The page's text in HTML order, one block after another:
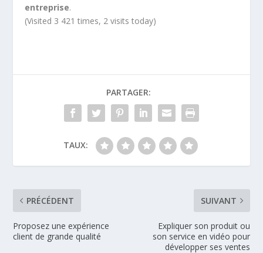
entreprise.
(Visited 3 421 times, 2 visits today)
PARTAGER:
TAUX:
PRÉCÉDENT
Proposez une expérience
client de grande qualité
SUIVANT
Expliquer son produit ou
son service en vidéo pour
développer ses ventes